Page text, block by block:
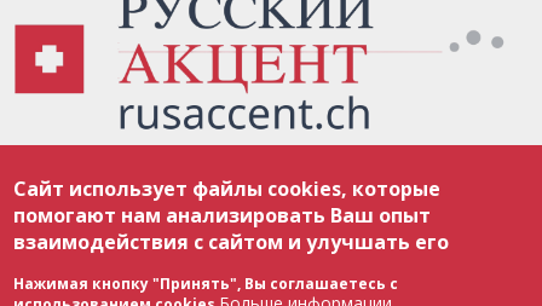
соответствии с законодательством Швейцарии об авторском праве и
международными соглашениями. Полное или частичное использование
материалов возможно только с разрешения редакции. В случае полного
или частичного воспроизведения материалов сайта rusaccent.ch,
ОБЯЗАТЕЛЬНА АКТИВНАЯ ГИПЕРССЫЛКА на конкретный заимствованный
текст. Фотоизображения, размещенные редакцией rusaccent.ch, являются
ее исключительной собственностью. Полное или частичное
Сайт использует файлы cookies, которые
помогают нам анализировать Ваш опыт
взаимодействия с сайтом и улучшать его
Нажимая кнопку "Принять", Вы соглашаетесь с